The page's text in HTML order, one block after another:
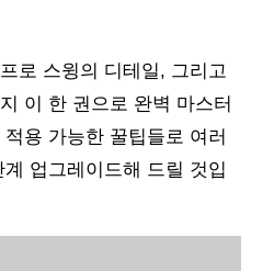
로 스윙의 디테일, 그리고
이 한 권으로 완벽 마스터
용 가능한 꿀팁들로 여러
업그레이드해 드릴 것입